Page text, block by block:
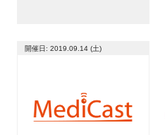
開催日: 2019.09.14 (土)